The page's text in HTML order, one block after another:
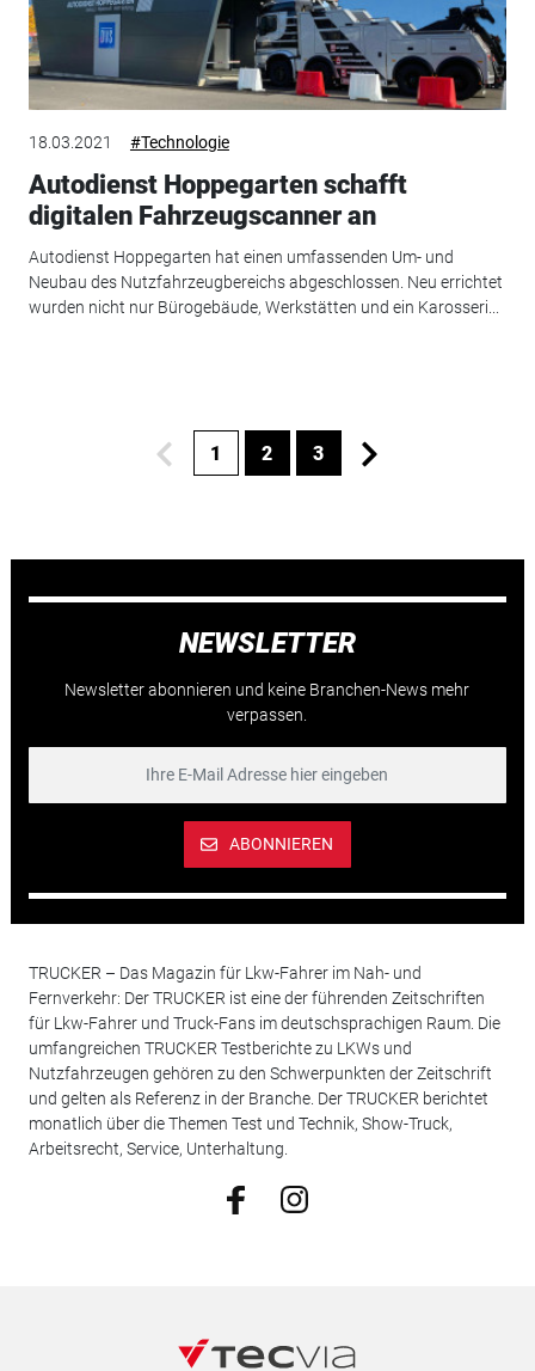
18.03.2021 #Technologie
Autodienst Hoppegarten schafft
digitalen Fahrzeugscanner an
Autodienst Hoppegarten hat einen umfassenden Um- und
Neubau des Nutzfahrzeugbereichs abgeschlossen. Neu errichtet
wurden nicht nur Bürogebäude, Werkstätten und ein Karosseri...
1 2 3
NEWSLETTER
Newsletter abonnieren und keine Branchen-News mehr
verpassen.
ABONNIEREN
TRUCKER – Das Magazin für Lkw-Fahrer im Nah- und
Fernverkehr: Der TRUCKER ist eine der führenden Zeitschriften
für Lkw-Fahrer und Truck-Fans im deutschsprachigen Raum. Die
umfangreichen TRUCKER Testberichte zu LKWs und
Nutzfahrzeugen gehören zu den Schwerpunkten der Zeitschrift
und gelten als Referenz in der Branche. Der TRUCKER berichtet
monatlich über die Themen Test und Technik, Show-Truck,
Arbeitsrecht, Service, Unterhaltung.